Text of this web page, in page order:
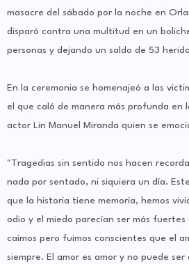
masacre del sábado por la noche en
disparó contra una multitud en un
personas y dejando un saldo de 53
En la ceremonia se homenajeó a las
el que caló de manera más profunda en
actor Lin Manuel Miranda quien se
"Tragedias sin sentido nos hacen
nada por sentado, ni siquiera un día.
que la historia tiene memoria, hemos
odio y el miedo parecían ser más
caímos pero fuimos conscientes que el
siempre. El amor es amor y no puede ser